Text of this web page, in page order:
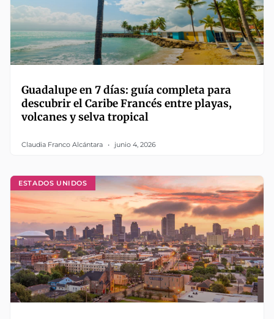
Guadalupe en 7 días: guía completa para
descubrir el Caribe Francés entre playas,
volcanes y selva tropical
Claudia Franco Alcántara junio 4, 2026
ESTADOS UNIDOS